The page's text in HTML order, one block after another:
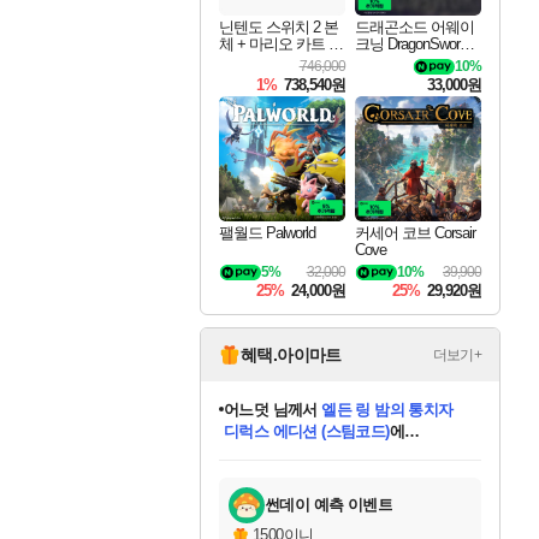
닌텐도 스위치 2 본
체 + 마리오 카트 월
746,000
1% 738,540원
드래곤소드 어웨이
크닝 DragonSword A
10%
33,000원
팰월드 Palworld
32,000
5%
25% 24,000원
커세어 코브 Corsair
Cove
39,900
10%
25% 29,920원
혜택.아이마트 더보기+
당첨되셨습니다.
당첨되셨습니다.
어느덧 님께서엘든 링 밤의 통치자
디럭스 에디션 (스팀코드)에
당첨되셨습니다.
에디션 (스팀코드)를 교환.
당첨되셨습니다.
당첨되셨습니다.
당첨되셨습니다.
당첨되셨습니다.
썬데이 예측 이벤트
1500이니